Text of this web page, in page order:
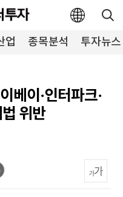
업 종목분석 투자뉴스
베이·인터파크·
위반